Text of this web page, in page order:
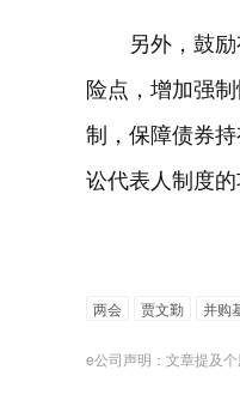
另外，鼓
险点，增加强
制，保障债券
讼代表人制度的
两会 贾文勤 并购
e公司声明：文章提及